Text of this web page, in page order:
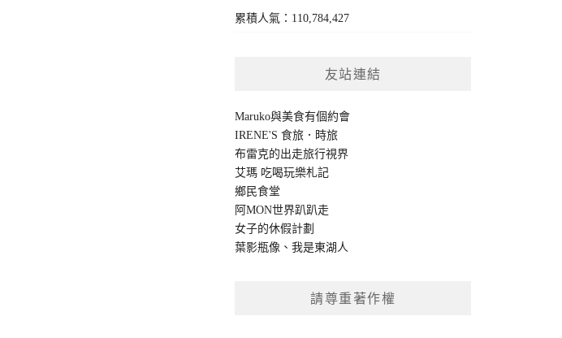
累積人氣：110,784,427
友站連結
Maruko與美食有個約會
IRENE'S 食旅．時旅
布雷克的出走旅行視界
艾瑪 吃喝玩樂札記
鄉民食堂
阿MON世界趴趴走
女子的休假計劃
葉影瓶像 、我是東湖人
請尊重著作權